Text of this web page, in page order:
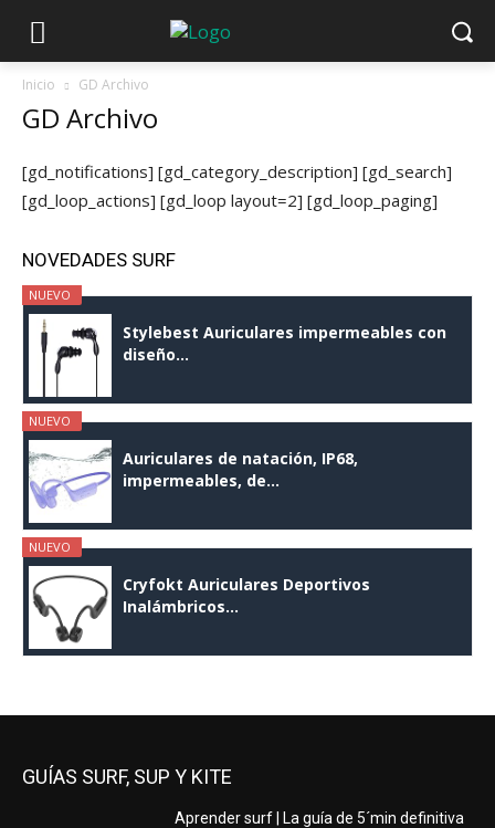
Inicio GD Archivo
GD Archivo
[gd_notifications] [gd_category_description] [gd_search]
[gd_loop_actions] [gd_loop layout=2] [gd_loop_paging]
NOVEDADES SURF
NUEVO
Stylebest Auriculares impermeables con
diseño...
NUEVO
Auriculares de natación, IP68,
impermeables, de...
NUEVO
Cryfokt Auriculares Deportivos
Inalámbricos...
GUÍAS SURF, SUP Y KITE
Aprender surf | La guía de 5´min definitiva